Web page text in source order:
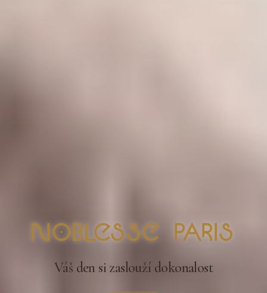
nOblesse Paris
Váš den si zaslouží dokonalost